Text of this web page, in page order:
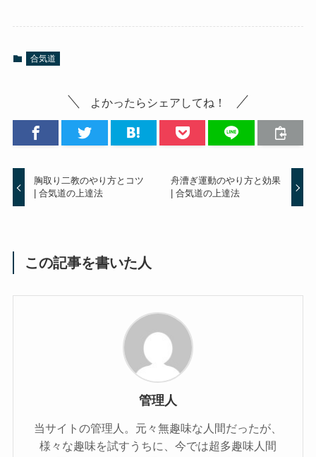
合気道
よかったらシェアしてね！
胸取り二教のやり方とコツ
| 合気道の上達法
舟漕ぎ運動のやり方と効果
| 合気道の上達法
この記事を書いた人
管理人
当サイトの管理人。元々無趣味な人間だったが、
様々な趣味を試すうちに、今では超多趣味人間